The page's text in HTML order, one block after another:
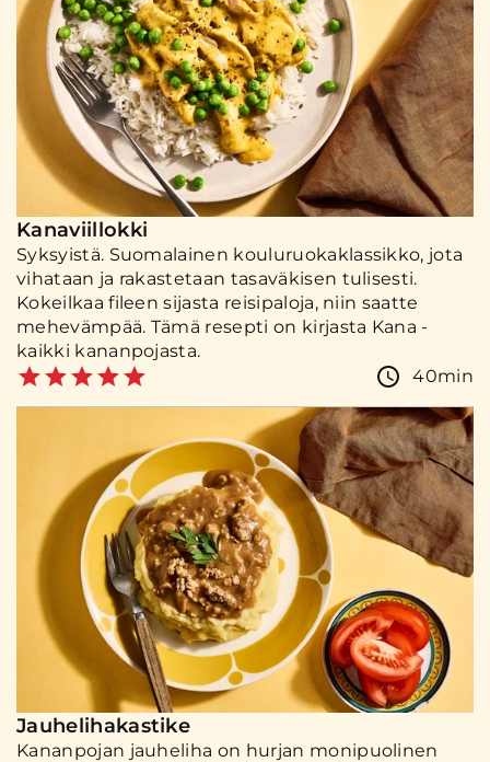
Kanaviillokki
Syksyistä. Suomalainen kouluruokaklassikko, jota
vihataan ja rakastetaan tasaväkisen tulisesti.
Kokeilkaa fileen sijasta reisipaloja, niin saatte
mehevämpää. Tämä resepti on kirjasta Kana -
kaikki kananpojasta.
40min
Jauhelihakastike
Kananpojan jauheliha on hurjan monipuolinen